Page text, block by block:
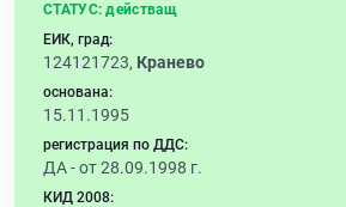
СТАТУС: действащ
ЕИК, град:
124121723, Кранево
основана:
15.11.1995
регистрация по ДДС:
ДА - от 28.09.1998 г.
КИД 2008: